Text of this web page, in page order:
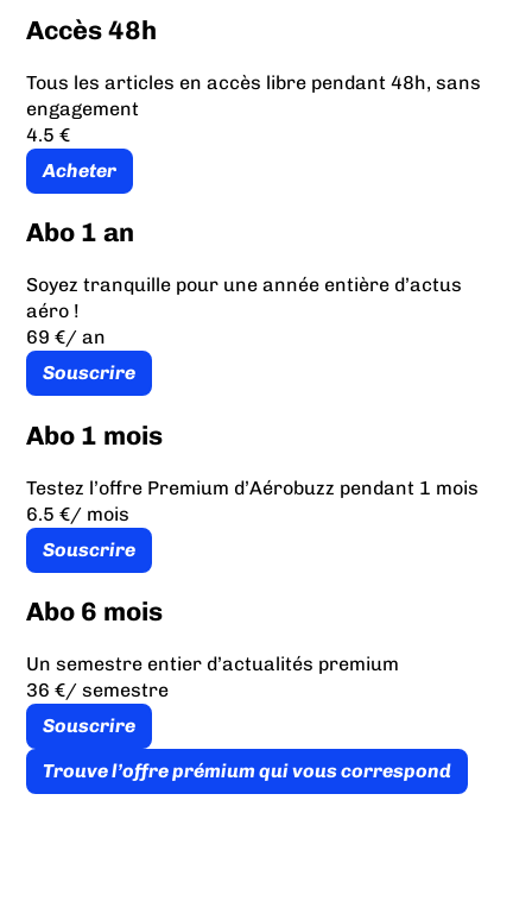
Accès 48h
Tous les articles en accès libre pendant 48h, sans
engagement
4.5 €
Acheter
Abo 1 an
Soyez tranquille pour une année entière d’actus
aéro !
69 €/ an
Souscrire
Abo 1 mois
Testez l’offre Premium d’Aérobuzz pendant 1 mois
6.5 €/ mois
Souscrire
Abo 6 mois
Un semestre entier d’actualités premium
36 €/ semestre
Souscrire
Trouve l’offre prémium qui vous correspond